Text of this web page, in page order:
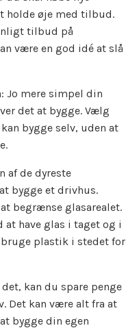
holde øje med tilbud.
tilbud på
være en god idé at slå
Jo mere simpel din
det at bygge. Vælg
bygge selv, uden at
af de dyreste
bygge et drivhus.
begrænse glasarealet.
at have glas i taget og i
plastik i stedet for
kan du spare penge
Det kan være alt fra at
bygge din egen